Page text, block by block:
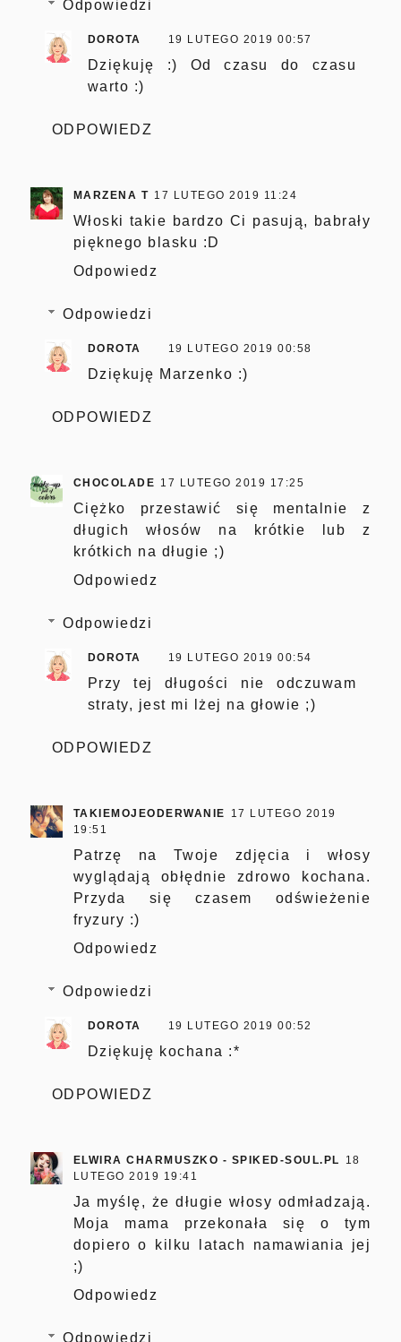
Odpowiedzi
DOROTA 19 LUTEGO 2019 00:57
Dziękuję :) Od czasu do czasu
warto :)
ODPOWIEDZ
MARZENA T 17 LUTEGO 2019 11:24
Włoski takie bardzo Ci pasują, babrały
pięknego blasku :D
Odpowiedz
Odpowiedzi
DOROTA 19 LUTEGO 2019 00:58
Dziękuję Marzenko :)
ODPOWIEDZ
CHOCOLADE 17 LUTEGO 2019 17:25
Ciężko przestawić się mentalnie z
długich włosów na krótkie lub z
krótkich na długie ;)
Odpowiedz
Odpowiedzi
DOROTA 19 LUTEGO 2019 00:54
Przy tej długości nie odczuwam
straty, jest mi lżej na głowie ;)
ODPOWIEDZ
TAKIEMOJEODERWANIE
17 LUTEGO 2019
19:51
Patrzę na Twoje zdjęcia i włosy
wyglądają obłędnie zdrowo kochana.
Przyda się czasem odświeżenie
fryzury :)
Odpowiedz
Odpowiedzi
DOROTA 19 LUTEGO 2019 00:52
Dziękuję kochana :*
ODPOWIEDZ
ELWIRA CHARMUSZKO - SPIKED-SOUL.PL
18
LUTEGO 2019 19:41
Ja myślę, że długie włosy odmładzają.
Moja mama przekonała się o tym
dopiero o kilku latach namawiania jej
;)
Odpowiedz
Odpowiedzi